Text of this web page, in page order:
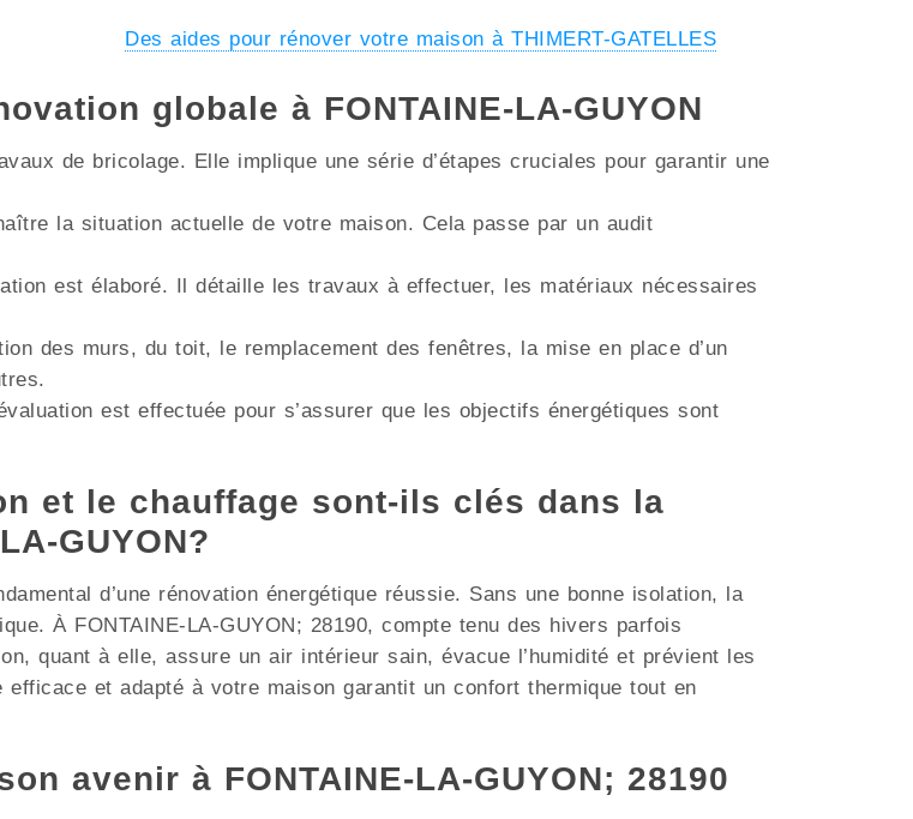
Des aides pour rénover votre maison à THIMERT-GATELLES
globale à FONTAINE-LA-GUYON
de bricolage. Elle implique une série d’étapes cruciales pour garantir une
la situation actuelle de votre maison. Cela passe par un audit
est élaboré. Il détaille les travaux à effectuer, les matériaux nécessaires
des murs, du toit, le remplacement des fenêtres, la mise en place d’un
est effectuée pour s’assurer que les objectifs énergétiques sont
et le chauffage sont-ils clés dans la
GUYON?
d’une rénovation énergétique réussie. Sans une bonne isolation, la
À FONTAINE-LA-GUYON; 28190, compte tenu des hivers parfois
quant à elle, assure un air intérieur sain, évacue l’humidité et prévient les
et adapté à votre maison garantit un confort thermique tout en
avenir à FONTAINE-LA-GUYON; 28190